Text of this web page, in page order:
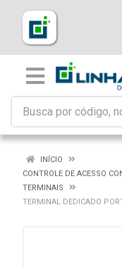
INÍCIO
CONTROLE DE ACESSO
TERMINAIS
TERMINAL DEDICADO